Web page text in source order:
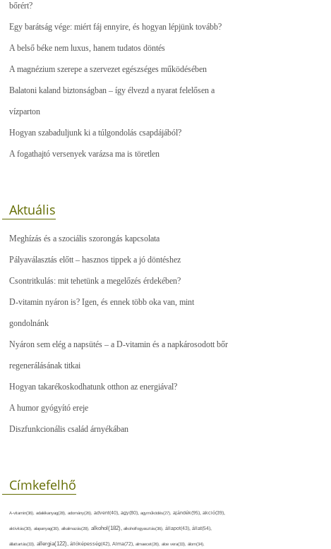
bőrért?
Egy barátság vége: miért fáj ennyire, és hogyan lépjünk tovább?
A belső béke nem luxus, hanem tudatos döntés
A magnézium szerepe a szervezet egészséges működésében
Balatoni kaland biztonságban – így élvezd a nyarat felelősen a
vízparton
Hogyan szabaduljunk ki a túlgondolás csapdájából?
A fogathajtó versenyek varázsa ma is töretlen
Aktuális
Meghízás és a szociális szorongás kapcsolata
Pályaválasztás előtt – hasznos tippek a jó döntéshez
Csontritkulás: mit tehetünk a megelőzés érdekében?
D-vitamin nyáron is? Igen, és ennek több oka van, mint
gondolnánk
Nyáron sem elég a napsütés – a D-vitamin és a napkárosodott bőr
regenerálásának titkai
Hogyan takarékoskodhatunk otthon az energiával?
A humor gyógyító ereje
Diszfunkcionális család árnyékában
Címkefelhő
A-vitamin(36), adalékanyag(28), adomány(26), advent(40), agy(80), agyműködés(27), ajándék(95), akció(39),
aktivitás(30), alapanyag(30), alkalmazás(28), alkohol(182), alkoholfogyasztás(36), állapot(43), állat(54),
állattartás(33), allergia(122), állóképesség(42), Alma(72), almaecet(26), aloe vera(33), álom(34),